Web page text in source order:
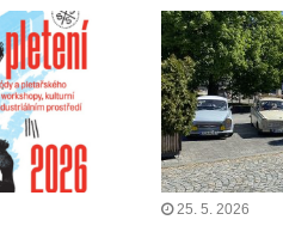
25. 5. 2026